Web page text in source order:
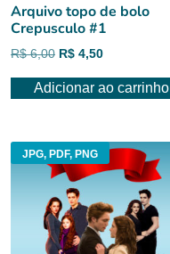
Arquivo topo de bolo
Crepusculo #1
R$6,00 O
original
R$ 4,50O
atual
Adicionar ao carrinho
JPG, PDF, PNG